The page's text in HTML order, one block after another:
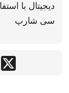
دیجیتال با
سی شارپ